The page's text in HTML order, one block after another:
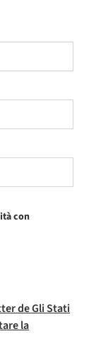
con
de Gli Stati
la